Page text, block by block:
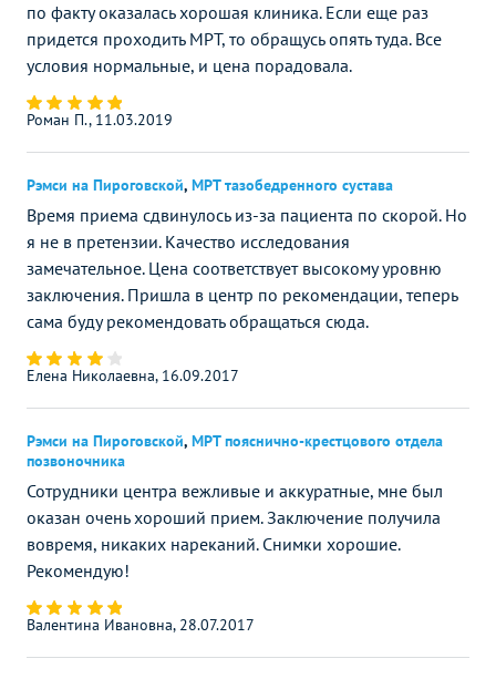
по факту оказалась хорошая клиника. Если еще раз
придется проходить МРТ, то обращусь опять туда. Все
условия нормальные, и цена порадовала.
Роман П., 11.03.2019
Рэмси на Пироговской, МРТ тазобедренного сустава
Время приема сдвинулось из-за пациента по скорой. Но
я не в претензии. Качество исследования
замечательное. Цена соответствует высокому уровню
заключения. Пришла в центр по рекомендации, теперь
сама буду рекомендовать обращаться сюда.
Елена Николаевна, 16.09.2017
Рэмси на Пироговской, МРТ пояснично-крестцового отдела
позвоночника
Сотрудники центра вежливые и аккуратные, мне был
оказан очень хороший прием. Заключение получила
вовремя, никаких нареканий. Снимки хорошие.
Рекомендую!
Валентина Ивановна, 28.07.2017